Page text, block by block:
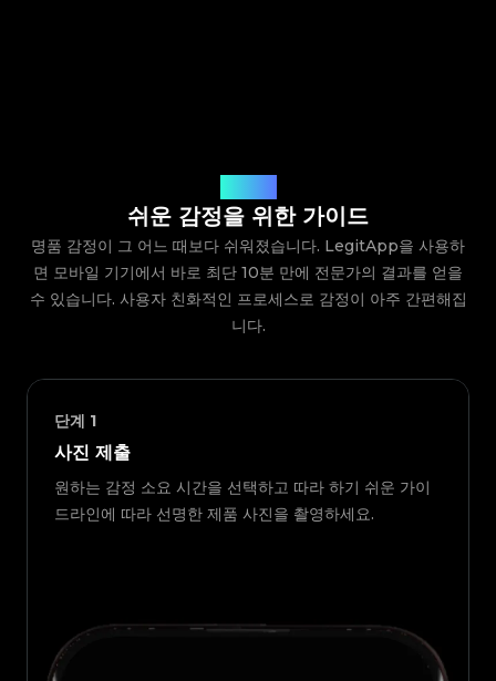
쉬운 감정을 위한 가이드
명품 감정이 그 어느 때보다 쉬워졌습니다. LegitApp을 사용하
면 모바일 기기에서 바로 최단 10분 만에 전문가의 결과를 얻을
수 있습니다. 사용자 친화적인 프로세스로 감정이 아주 간편해집
니다.
단계 1
사진 제출
원하는 감정 소요 시간을 선택하고 따라 하기 쉬운 가이
드라인에 따라 선명한 제품 사진을 촬영하세요.